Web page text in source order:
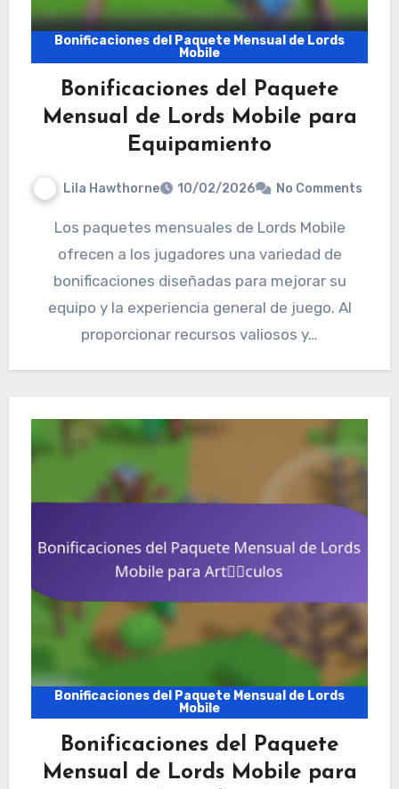
Bonificaciones del Paquete Mensual de Lords
Mobile
Bonificaciones del Paquete
Mensual de Lords Mobile para
Equipamiento
Lila Hawthorne 10/02/2026 No Comments
Los paquetes mensuales de Lords Mobile
ofrecen a los jugadores una variedad de
bonificaciones diseñadas para mejorar su
equipo y la experiencia general de juego. Al
proporcionar recursos valiosos y…
Bonificaciones del Paquete Mensual de Lords
Mobile
Bonificaciones del Paquete
Mensual de Lords Mobile para